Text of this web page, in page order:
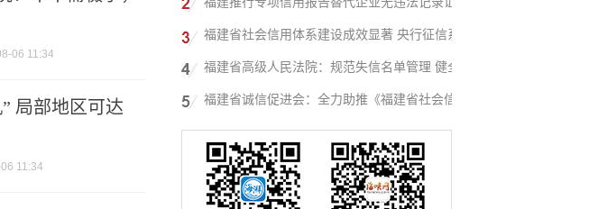
06 11:34
局部地区可达
11:34
治化新阶段
明改革成效显著
福建省社会信用体系建设成效显著 央行征信系
统赋能实体经济
福建省高级人民法院：规范失信名单管理 健全
信用修复机制
福建省诚信促进会：全力助推《福建省社会信
用条例》落地见效